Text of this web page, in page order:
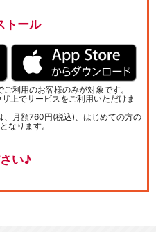
トール
利用のお客様のみが対象です。
上でサービスをご利用いただけま
、月額760円(税込)、はじめての方の
なります。
い♪